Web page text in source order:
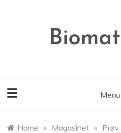
Menu
Home » Magasinet » Prøv